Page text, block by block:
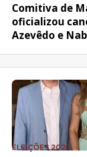
Comitiva de
oficializou
Azevêdo e
ELEIÇÕES 2026